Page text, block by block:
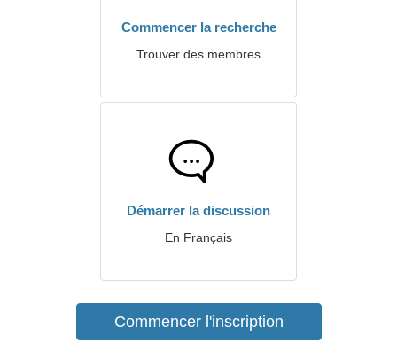
Commencer la recherche
Trouver des membres
Démarrer la discussion
En Français
Commencer l'inscription